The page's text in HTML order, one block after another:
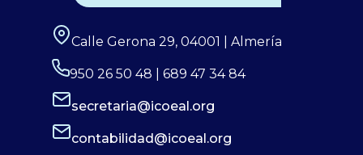
Calle Gerona 29, 04001 | Almería
950 26 50 48 | 689 47 34 84
secretaria@icoeal.org
contabilidad@icoeal.org